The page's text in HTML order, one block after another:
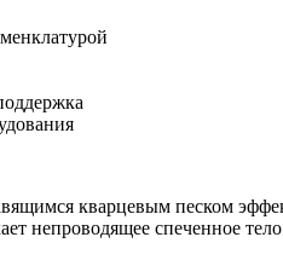
кварцевым песком
непроводящее спеченное